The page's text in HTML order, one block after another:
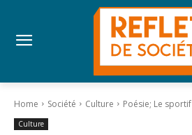
Home Société Culture Poésie; Le sportif
Culture